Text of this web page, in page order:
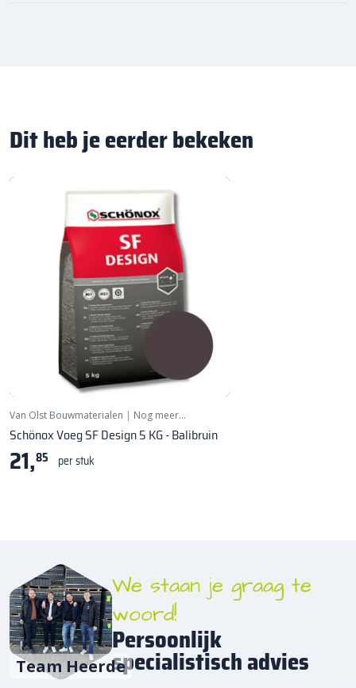
Dit heb je eerder bekeken
Van Olst Bouwmaterialen | Nog meer…
Schönox Voeg SF Design 5 KG - Balibruin
21,85 per stuk
Team Heerde
We staan je graag te
woord!
Persoonlijk
specialistisch advies